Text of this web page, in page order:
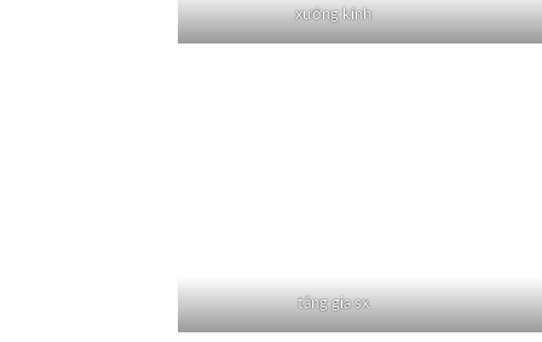
xưởng kính
tăng gia sx